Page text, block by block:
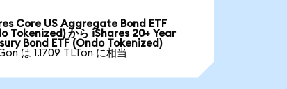
Core US Aggregate Bond ETF
Tokenized) から iShares 20+ Year
Bond ETF (Ondo Tokenized)
は 1.1709 TLTon に相当